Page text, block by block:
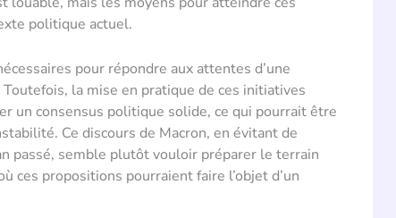
politique actuel.
pour répondre aux attentes d’une
la mise en pratique de ces initiatives
un consensus politique solide, ce qui pourrait être
Ce discours de Macron, en évitant de
passé, semble plutôt vouloir préparer le terrain
ces propositions pourraient faire l’objet d’un